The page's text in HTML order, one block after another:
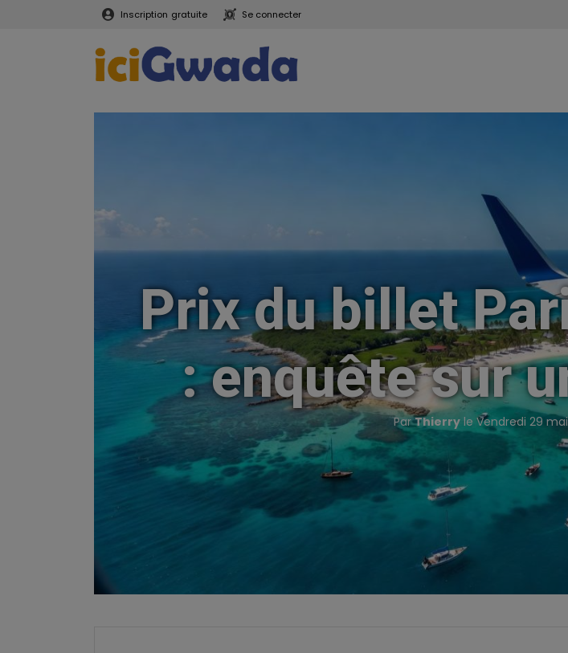
Inscription gratuite Se connecter
Prix du billet
: enquête sur
ParThierryle Vendredi 29